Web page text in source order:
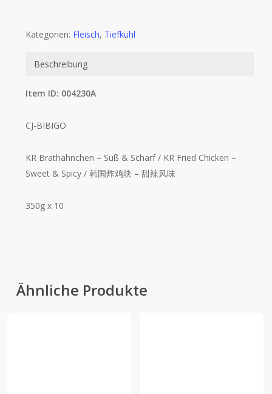
Kategorien: Fleisch, Tiefkühl
Beschreibung
Item ID: 004230A
CJ-BIBIGO
KR Brathähnchen – Süß & Scharf / KR Fried Chicken –
Sweet & Spicy / 韩国炸鸡块 – 甜辣风味
350g x 10
Ähnliche Produkte